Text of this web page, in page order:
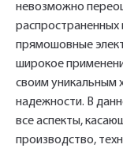
невозможно
распространенных
прямошовные
широкое
своим уникальным
надежности. В
все аспекты,
производство,